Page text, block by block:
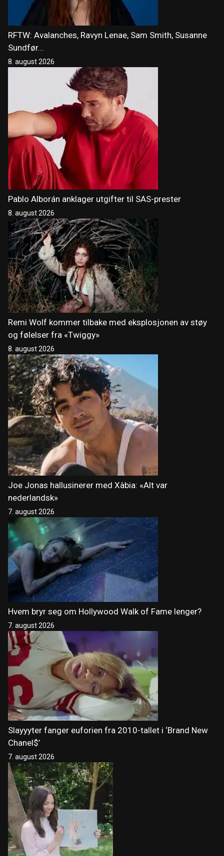
RFTW: Avalanches, Ravyn Lenae, Sam Smith, Susanne
Sundfør…
8. august 2026
Pablo Alborán anklager utgifter til SAS-prester
8. august 2026
Remi Wolf kommer tilbake med eksplosjonen av støy
og følelser fra «Twiggy»
8. august 2026
Joe Jonas hallusinerer med Xàbia: «Alt var
nederlandsk»
7. august 2026
Hvem bryr seg om Hollywood Walk of Fame lenger?
7. august 2026
Slayyyter fanger euforien fra 2010-tallet i ‘Brand New
Chanel$’
7. august 2026